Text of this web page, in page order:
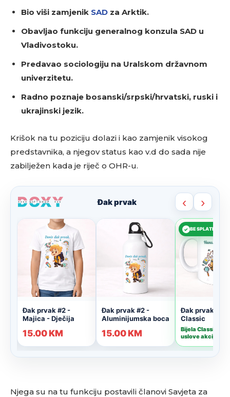
Bio viši zamjenik SAD za Arktik.
Obavljao funkciju generalnog konzula SAD u
Vladivostoku.
Predavao sociologiju na Uralskom državnom
univerzitetu.
Radno poznaje bosanski/srpski/hrvatski, ruski i
ukrajinski jezik.
Krišok na tu poziciju dolazi i kao zamjenik visokog
predstavnika, a njegov status kao v.d do sada nije
zabilježen kada je riječ o OHR-u.
Njega su na tu funkciju postavili članovi Savjeta za